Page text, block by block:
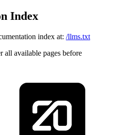
Index
index at: /llms.txt
all available pages before